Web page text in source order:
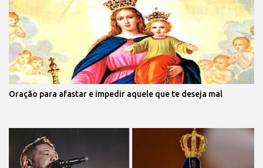
Oração para afastar e impedir aquele que te deseja mal